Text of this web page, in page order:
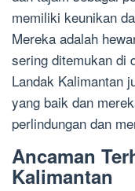
memiliki keunikan
Mereka adalah
sering ditemukan di
Landak Kalimantan
yang baik dan
perlindungan dan
Ancaman
Kalimantan